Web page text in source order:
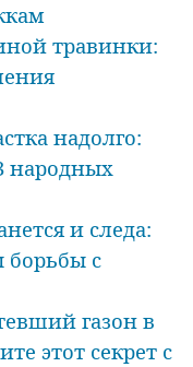
травинки:
надолго:
народных
и следа:
борьбы с
газон в
этот секрет с